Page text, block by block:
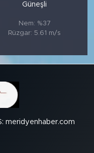
Güneşli
Nem: %37
Rüzgar: 5.61 m/s
meridyenhaber.com